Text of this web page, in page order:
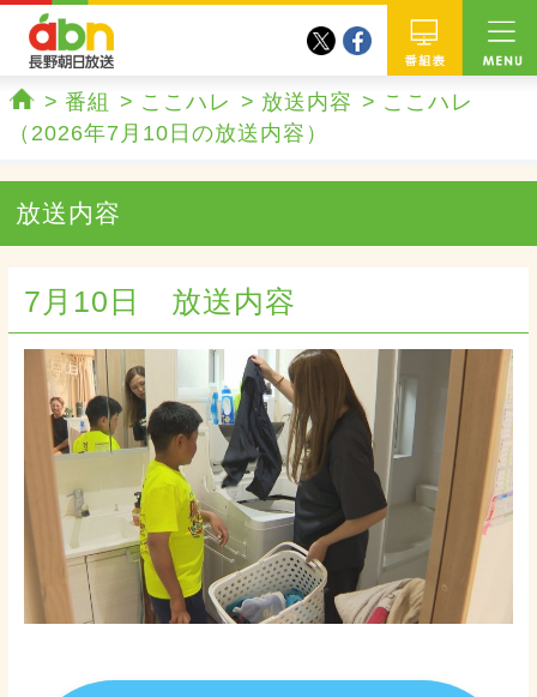
twitterfacebook
ホーム
番組 ここハレ 放送内容
ここハレ
（2026年7月10日の放送内容）
放送内容
7月10日 放送内容